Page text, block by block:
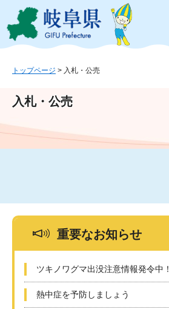
ジ
ュ
文
このページの本文へ
トップページ > 入札・公売
入札・公売
重要なお知らせ
ツキノワグマ出没注意情報発令中！
熱中症を予防しましょう